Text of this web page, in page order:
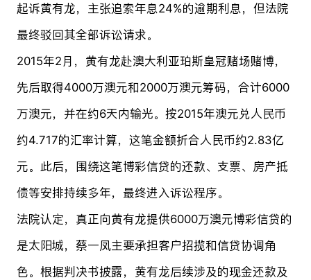
起诉黄有龙，主张追索年息24%的逾期利息，但法院
最终驳回其全部诉讼请求。
2015年2月，黄有龙赴澳大利亚珀斯皇冠赌场赌博，
先后取得4000万澳元和2000万澳元筹码，合计6000
万澳元，并在约6天内输光。按2015年澳元兑人民币
约4.717的汇率计算，这笔金额折合人民币约2.83亿
元。此后，围绕这笔博彩信贷的还款、支票、房产抵
债等安排持续多年，最终进入诉讼程序。
法院认定，真正向黄有龙提供6000万澳元博彩信贷的
是太阳城，蔡一凤主要承担客户招揽和信贷协调角
色。根据判决书披露，黄有龙后续涉及的现金还款及